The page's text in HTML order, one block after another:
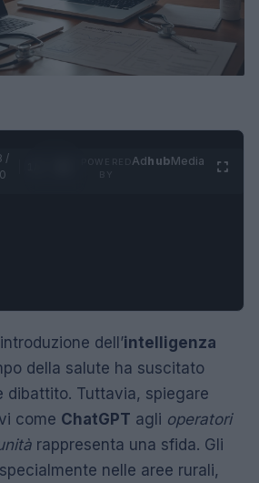
/
AdhubMedia
dell’intelligenza
della salute ha suscitato
dibattito. Tuttavia, spiegare
come ChatGPT agli operatori
rappresenta una sfida. Gli
nelle aree rurali,